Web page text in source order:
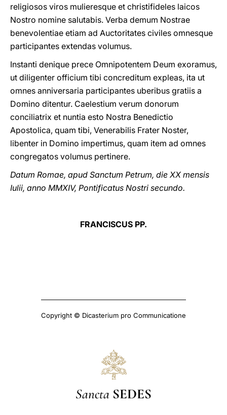
religiosos viros mulieresque et christifideles laicos
Nostro nomine salutabis. Verba demum Nostrae
benevolentiae etiam ad Auctoritates civiles omnesque
participantes extendas volumus.
Instanti denique prece Omnipotentem Deum exoramus,
ut diligenter officium tibi concreditum expleas, ita ut
omnes anniversaria participantes uberibus gratiis a
Domino ditentur. Caelestium verum donorum
conciliatrix et nuntia esto Nostra Benedictio
Apostolica, quam tibi, Venerabilis Frater Noster,
libenter in Domino impertimus, quam item ad omnes
congregatos volumus pertinere.
Datum Romae, apud Sanctum Petrum, die XX mensis
Iulii, anno MMXIV, Pontificatus Nostri secundo.
FRANCISCUS PP.
Copyright © Dicasterium pro Communicatione
Sancta SEDES